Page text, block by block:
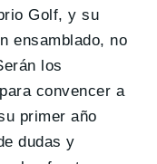
Golf, y su
ensamblado, no
los
convencer a
primer año
dudas y